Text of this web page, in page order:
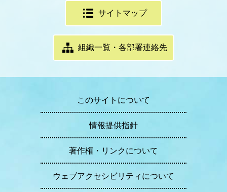
サイトマップ
組織一覧・各部署連絡先
このサイトについて
情報提供指針
著作権・リンクについて
ウェブアクセシビリティについて